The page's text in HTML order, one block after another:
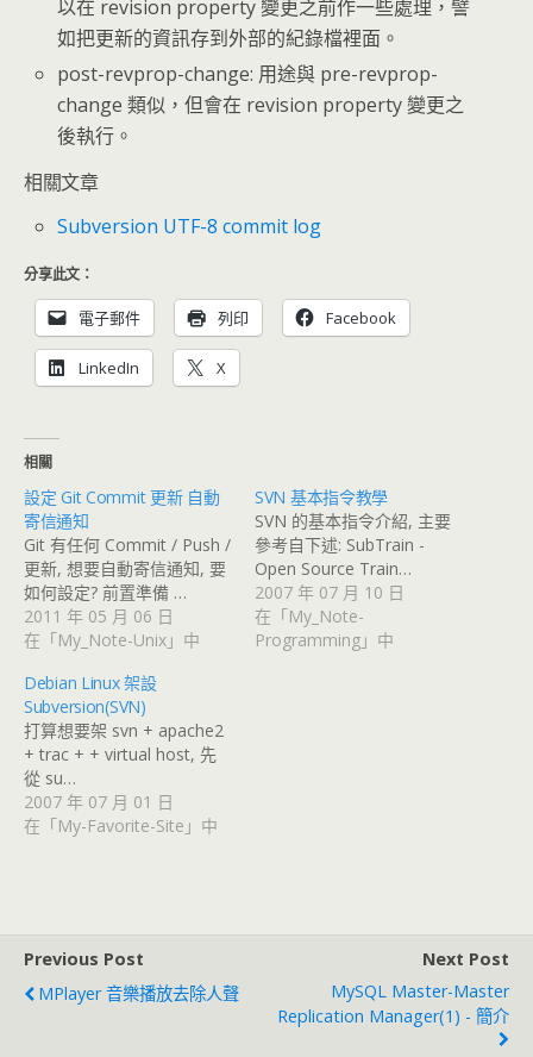
以在 revision property 變更之前作一些處理，譬
如把更新的資訊存到外部的紀錄檔裡面。
post-revprop-change: 用途與 pre-revprop-
change 類似，但會在 revision property 變更之
後執行。
相關文章
Subversion UTF-8 commit log
分享此文：
電子郵件 列印 Facebook
LinkedIn X
相關
設定 Git Commit 更新 自動
寄信通知
Git 有任何 Commit / Push /
更新, 想要自動寄信通知, 要
如何設定? 前置準備 …
2011 年 05 月 06 日
在「My_Note-Unix」中
SVN 基本指令教學
SVN 的基本指令介紹, 主要
參考自下述: SubTrain -
Open Source Train…
2007 年 07 月 10 日
在「My_Note-
Programming」中
Debian Linux 架設
Subversion(SVN)
打算想要架 svn + apache2
+ trac + + virtual host, 先
從 su…
2007 年 07 月 01 日
在「My-Favorite-Site」中
Previous Post
MPlayer 音樂播放去除人聲
Next Post
MySQL Master-Master
Replication Manager(1) - 簡介